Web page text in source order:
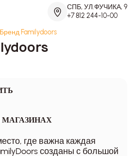
СПБ, УЛ.ФУЧИКА, 9
+7 812 244-10-00
Бренд Familydoors
МАГАЗИНАХ
где важна каждая
созданы с большой